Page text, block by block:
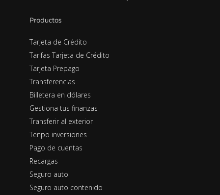
Productos
Tarjeta de Crédito
Tarifas Tarjeta de Crédito
Tarjeta Prepago
Transferencias
Billetera en dólares
Gestiona tus finanzas
Transferir al exterior
Tenpo inversiones
Pago de cuentas
Recargas
Seguro auto
Seguro auto contenido